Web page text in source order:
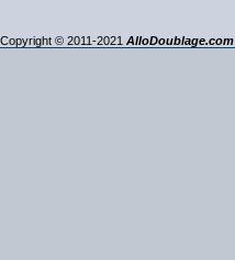
Copyright © 2011-2021 AlloDoublage.com